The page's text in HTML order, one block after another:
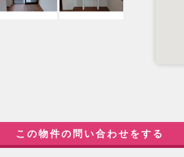
この物件の問い合わせをする